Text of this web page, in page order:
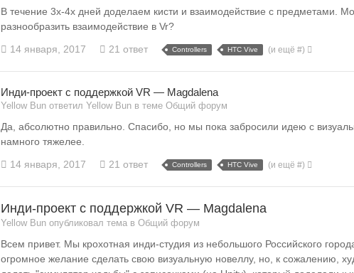
В течение 3х-4х дней доделаем кисти и взаимодействие с предметами.
разнообразить взаимодействие в Vr?
14 января, 2017
21 ответ Controllers HTC Vive (и ещё #)
Инди-проект с поддержкой VR — Magdalena
Yellow Bun ответил Yellow Bun в темеОбщий форум
Да, абсолютно правильно. Спасибо, но мы пока забросили идею с
намного тяжелее.
14 января, 2017
21 ответ Controllers HTC Vive (и ещё #)
Инди-проект с поддержкой VR — Magdalena
Yellow Bun опубликовал тема вОбщий форум
Всем привет. Мы крохотная инди-студия из небольшого Российского
огромное желание сделать свою визуальную новеллу, но, к сожалению,